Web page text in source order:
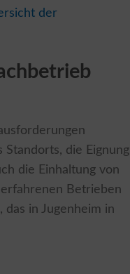
der
die Eignung
die Einhaltung von
Betrieben
in Jugenheim in